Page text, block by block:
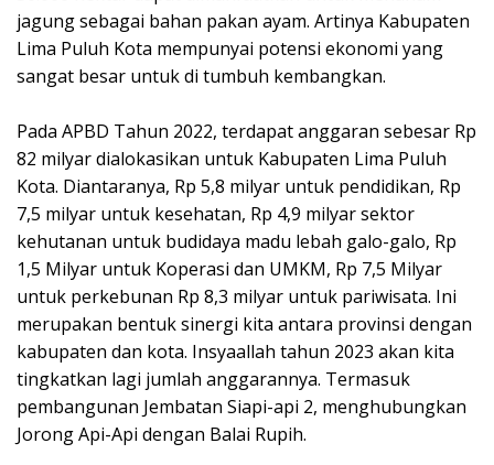
jagung sebagai bahan pakan ayam. Artinya Kabupaten
Lima Puluh Kota mempunyai potensi ekonomi yang
sangat besar untuk di tumbuh kembangkan.
Pada APBD Tahun 2022, terdapat anggaran sebesar Rp
82 milyar dialokasikan untuk Kabupaten Lima Puluh
Kota. Diantaranya, Rp 5,8 milyar untuk pendidikan, Rp
7,5 milyar untuk kesehatan, Rp 4,9 milyar sektor
kehutanan untuk budidaya madu lebah galo-galo, Rp
1,5 Milyar untuk Koperasi dan UMKM, Rp 7,5 Milyar
untuk perkebunan Rp 8,3 milyar untuk pariwisata. Ini
merupakan bentuk sinergi kita antara provinsi dengan
kabupaten dan kota. Insyaallah tahun 2023 akan kita
tingkatkan lagi jumlah anggarannya. Termasuk
pembangunan Jembatan Siapi-api 2, menghubungkan
Jorong Api-Api dengan Balai Rupih.